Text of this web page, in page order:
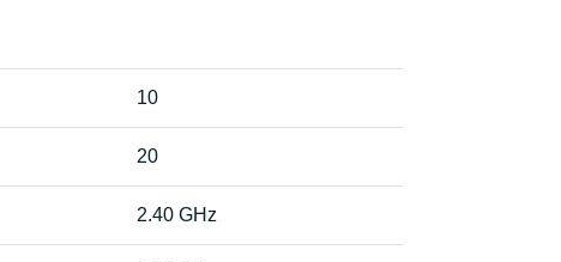
10
20
2.40 GHz